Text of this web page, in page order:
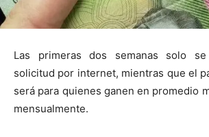
Las primeras dos semanas solo
solicitud por internet, mientras que el
será para quienes ganen en promedio
mensualmente.